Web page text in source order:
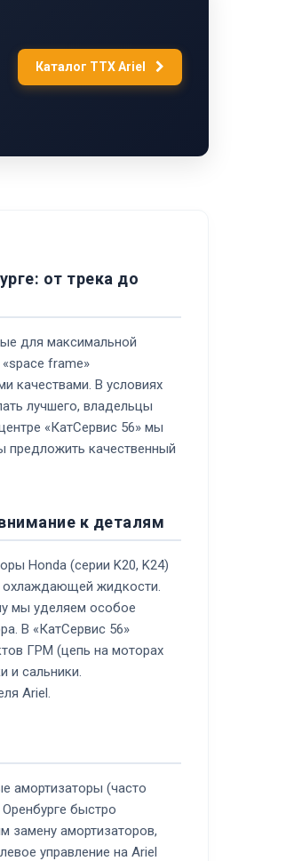
Каталог ТТХ Ariel
от трека до
для максимальной
frame»
качествами. В условиях
лучшего, владельцы
«КатСервис 56» мы
предложить качественный
к деталям
Honda (серии K20, K24)
охлаждающей жидкости.
мы уделяем особое
В «КатСервис 56»
ГРМ (цепь на моторах
и сальники.
Ariel.
амортизаторы (часто
быстро
замену амортизаторов,
управление на Ariel